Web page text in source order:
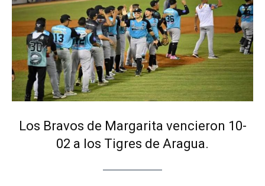
Los Bravos de Margarita vencieron 10-
02 a los Tigres de Aragua.